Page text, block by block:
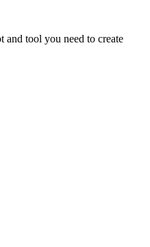
and tool you need to create